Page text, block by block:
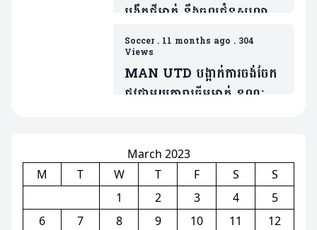
បង្វឹកថ្មីម្នាក់ នឹងចូលជំនួសលោក
Amorim ប្រសិនក្លឹបមិនធ្វើរឿង
មួយនេះ
Soccer. 11 months ago . 304
Views
MAN UTD បង្អាក់ការចង់ចែក
ផ្លូវជាមួយតារាឆ្នើមម្នាក់ ខណៈត្រូវ
March 2023
M
T W T F S
S
1
2 3 4
5
6
7 8 9 10 11
12